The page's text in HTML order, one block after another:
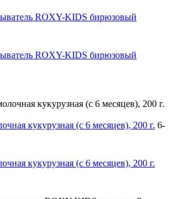
ROXY-KIDS бирюзовый
ROXY-KIDS бирюзовый
кукурузная (с 6 месяцев), 200 г. 6-
кукурузная (с 6 месяцев), 200 г.